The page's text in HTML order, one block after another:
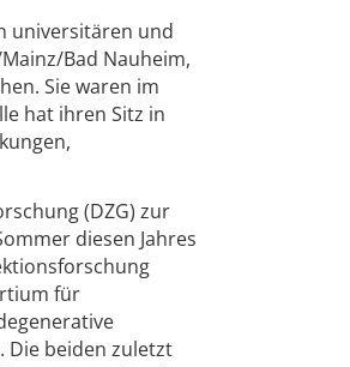
universitären und
Bad Nauheim,
Sie waren im
hat ihren Sitz in
(DZG) zur
diesen Jahres
für
Die beiden zuletzt